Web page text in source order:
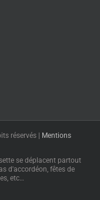
réservés |
Mentions
se déplacent partout
d'accordéon, fêtes de
etc…